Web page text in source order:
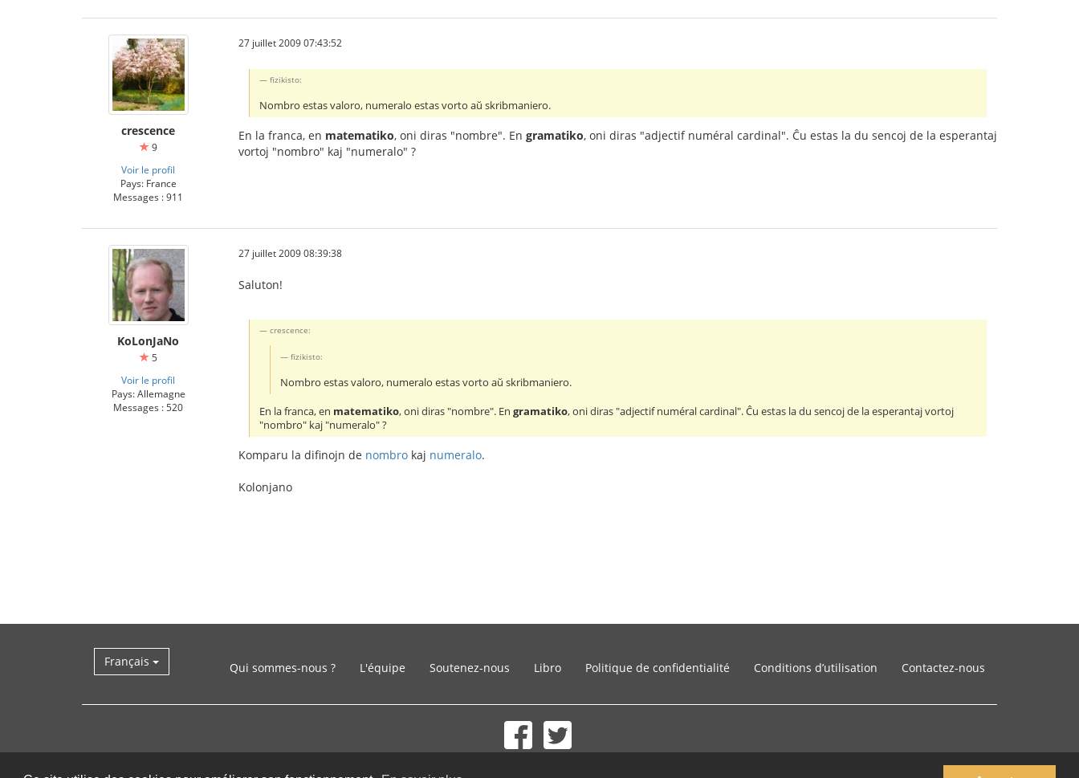
crescence
9
Voir le profil
Pays: France
Messages : 911
27 juillet 2009 07:43:52
fizikisto:
Nombro estas valoro, numeralo estas vorto aŭ skribmaniero.
En la franca, en matematiko, oni diras "nombre". En gramatiko, oni diras "adjectif numéral cardinal". Ĉu estas la du sencoj de la esperantaj
vortoj "nombro" kaj "numeralo" ?
KoLonJaNo
5
Voir le profil
Pays: Allemagne
Messages : 520
27 juillet 2009 08:39:38
Saluton!
crescence:
fizikisto:
Nombro estas valoro, numeralo estas vorto aŭ skribmaniero.
En la franca, en matematiko, oni diras "nombre". Engramatiko, oni diras "adjectif numéral cardinal". Ĉu estas la du sencoj de la esperantaj vortoj
"nombro" kaj "numeralo" ?
Komparu la difinojn de nombro kaj numeralo.
Kolonjano
Français Qui sommes-nous ? L'équipe Soutenez-nous Libro Politique de confidentialité Conditions d’utilisation Contactez-nous